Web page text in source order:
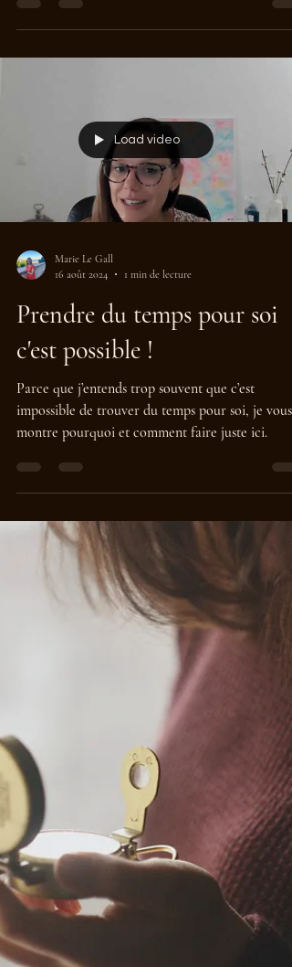
Load video
Marie Le Gall
16 août 2024
1 min de lecture
Prendre du temps pour soi
c'est possible !
Parce que j’entends trop souvent que c’est
impossible de trouver du temps pour soi, je vous
montre pourquoi et comment faire juste ici.